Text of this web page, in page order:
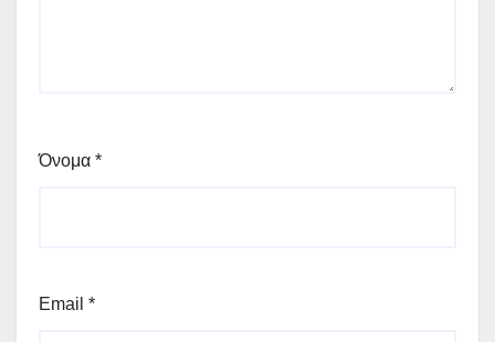
Όνομα *
Email *